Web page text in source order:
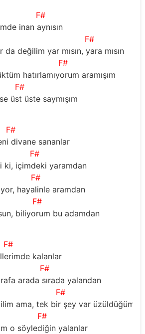
F#
inan aynısın
F#
değilim yar mısın, yara mısın
F#
hatırlamıyorum aramışım
F#
üst üste saymışım
F#
divane sananlar
F#
ki, içimdeki yaramdan
F#
hayalinle aramdan
F#
biliyorum bu adamdan
F#
kalanlar
F#
arada sırada yalandan
F#
ama, tek bir şey var üzüldüğüm
F#
o söylediğin yalanlar